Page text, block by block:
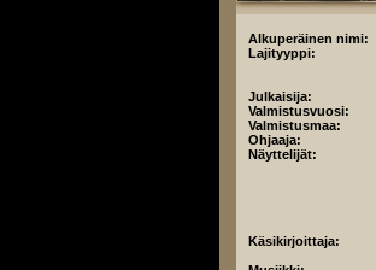
Alkuperäinen nimi:
Lajityyppi:
Julkaisija:
Valmistusvuosi:
Valmistusmaa:
Ohjaaja:
Näyttelijät:
Käsikirjoittaja: